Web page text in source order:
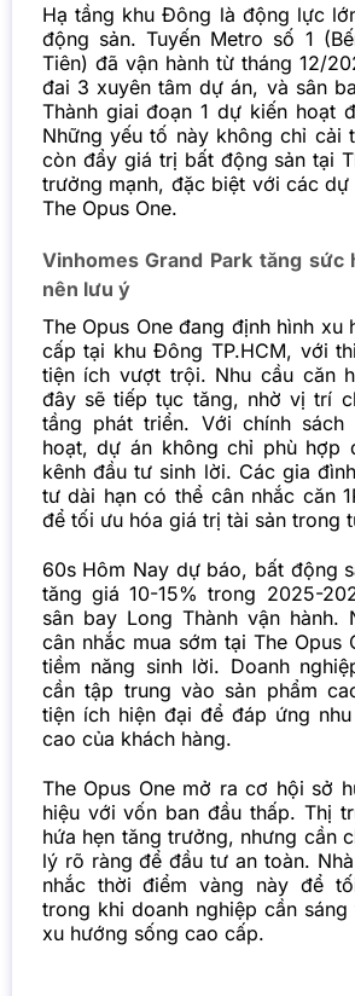
Hạ tầng khu Đông là động lực
động sản. Tuyến Metro số 1
Tiên) đã vận hành từ tháng 12/
đai 3 xuyên tâm dự án, và sân
Thành giai đoạn 1 dự kiến hoạt
Những yếu tố này không chỉ cải
còn đẩy giá trị bất động sản tại
trưởng mạnh, đặc biệt với các
The Opus One.
Vinhomes Grand Park tăng sức
nên lưu ý
The Opus One đang định hình xu
cấp tại khu Đông TP.HCM, với
tiện ích vượt trội. Nhu cầu căn
đây sẽ tiếp tục tăng, nhờ vị trí
tầng phát triển. Với chính sách
hoạt, dự án không chỉ phù hợp
kênh đầu tư sinh lời. Các gia
tư dài hạn có thể cân nhắc căn
để tối ưu hóa giá trị tài sản trong
60s Hôm Nay dự báo, bất động
tăng giá 10-15% trong 2025-
sân bay Long Thành vận hành.
cân nhắc mua sớm tại The Opus
tiềm năng sinh lời. Doanh
cần tập trung vào sản phẩm
tiện ích hiện đại để đáp ứng
cao của khách hàng.
The Opus One mở ra cơ hội sở
hiệu với vốn ban đầu thấp. Thị
hứa hẹn tăng trưởng, nhưng cần
lý rõ ràng để đầu tư an toàn.
nhắc thời điểm vàng này để
trong khi doanh nghiệp cần
xu hướng sống cao cấp.